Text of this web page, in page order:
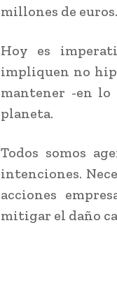
millones de euros.
Hoy es
impliquen no
mantener -en lo
planeta.
Todos somos
intenciones.
acciones
mitigar el daño